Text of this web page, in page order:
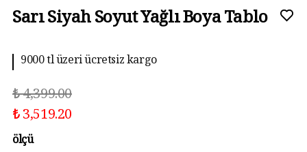
Sarı Siyah Soyut Yağlı Boya Tablo
9000 tl üzeri ücretsiz kargo
₺ 4,399.00
₺ 3,519.20
ölçü